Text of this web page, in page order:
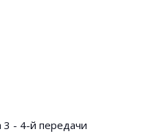
3 - 4-й передачи